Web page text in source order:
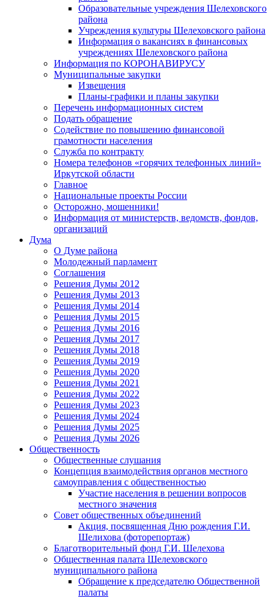
Образовательные учреждения Шелеховского
района
Учреждения культуры Шелеховского района
Информация о вакансиях в финансовых
учреждениях Шелеховского района
Информация по КОРОНАВИРУСУ
Муниципальные закупки
Извещения
Планы-графики и планы закупки
Перечень информационных систем
Подать обращение
Содействие по повышению финансовой
грамотности населения
Служба по контракту
Номера телефонов «горячих телефонных линий»
Иркутской области
Главное
Национальные проекты России
Осторожно, мошенники!
Информация от министерств, ведомств, фондов,
организаций
Дума
О Думе района
Молодежный парламент
Соглашения
Решения Думы 2012
Решения Думы 2013
Решения Думы 2014
Решения Думы 2015
Решения Думы 2016
Решения Думы 2017
Решения Думы 2018
Решения Думы 2019
Решения Думы 2020
Решения Думы 2021
Решения Думы 2022
Решения Думы 2023
Решения Думы 2024
Решения Думы 2025
Решения Думы 2026
Общественность
Общественные слушания
Концепция взаимодействия органов местного
самоуправления с общественностью
Участие населения в решении вопросов
местного значения
Совет общественных объединений
Акция, посвященная Дню рождения Г.И.
Шелихова (фоторепортаж)
Благотворительный фонд Г.И. Шелехова
Общественная палата Шелеховского
муниципального района
Обращение к председателю Общественной
палаты